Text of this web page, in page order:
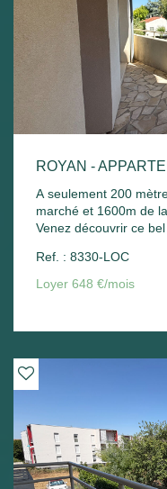
ROYAN -
A seulement 200
marché et 1600m de
Venez découvrir ce
cuisine, une chambre
avec sèche serviette,
Chauffage électrique
Ref. : 8330-LOC
Loyer 648 €/mois